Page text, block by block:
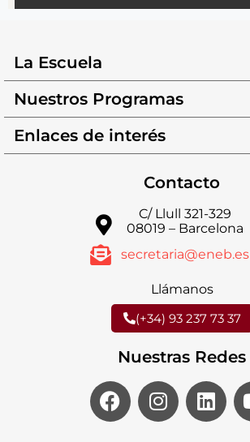
La Escuela
Nuestros Programas
Enlaces de interés
Contacto
C/ Llull 321-329
08019 – Barcelona
secretaria@eneb.es
Llámanos
(+34) 93 237 73 37
Nuestras Redes